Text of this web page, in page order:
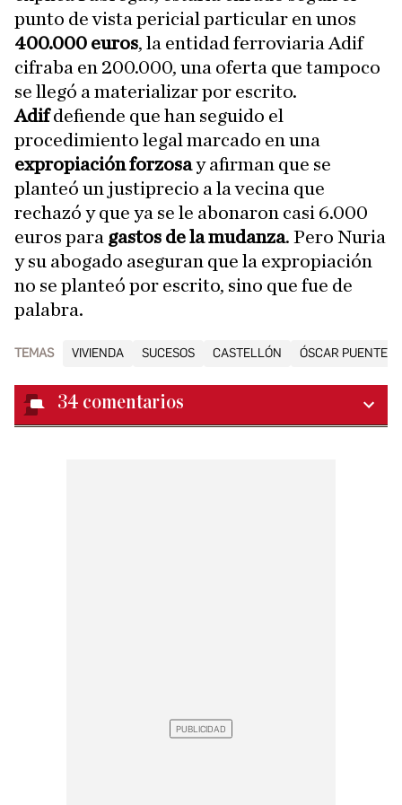
punto de vista pericial particular en unos
400.000 euros, la entidad ferroviaria Adif
cifraba en 200.000, una oferta que tampoco
se llegó a materializar por escrito.
Adifdefiende que han seguido el
procedimiento legal marcado en una
expropiaciónforzosay afirman que se
planteó un justiprecio a la vecina que
rechazó y que ya se le abonaron casi 6.000
euros para gastos de la mudanza. Pero Nuria
y su abogado aseguran que la expropiación
no se planteó por escrito, sino que fue de
palabra.
TEMAS VIVIENDA SUCESOS CASTELLÓN ÓSCAR PUENTE
34 comentarios